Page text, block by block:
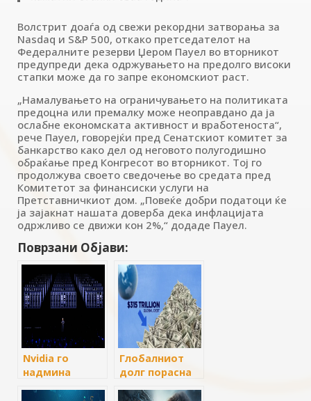
Волстрит доаѓа од свежи рекордни затворања за
Nasdaq и S&P 500, откако претседателот на
Федералните резерви Џером Пауел во вторникот
предупреди дека одржувањето на предолго високи
стапки може да го запре економскиот раст.
„Намалувањето на ограничувањето на политиката
предоцна или премалку може неоправдано да ја
ослабне економската активност и вработеноста“,
рече Пауел, говорејќи пред Сенатскиот комитет за
банкарство како дел од неговото полугодишно
обраќање пред Конгресот во вторникот. Тој го
продолжува своето сведочење во средата пред
Комитетот за финансиски услуги на
Претставничкиот дом. „Повеќе добри податоци ќе
ја зајакнат нашата доверба дека инфлацијата
одржливо се движи кон 2%,“ додаде Пауел.
Поврзани Објави:
Nvidia го
надмина
Глобалниот
долг порасна